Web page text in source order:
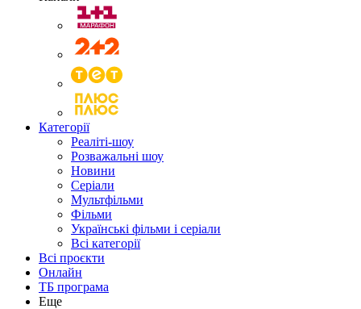
Категорії
Реаліті-шоу
Розважальні шоу
Новини
Серіали
Мультфільми
Фільми
Українські фільми і серіали
Всі категорії
Всі проєкти
Онлайн
ТБ програма
Еще